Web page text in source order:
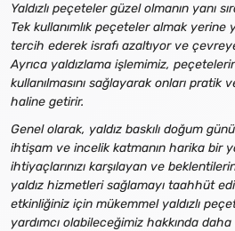
Yaldızlı peçeteler güzel olmanın yanı
Tek kullanımlık peçeteler almak yerine
tercih ederek israfı azaltıyor ve
Ayrıca yaldızlama işlemimiz,
kullanılmasını sağlayarak onları
haline getirir.
Genel olarak, yaldız baskılı doğum
ihtişam ve incelik katmanın harika bir
ihtiyaçlarınızı karşılayan ve
yaldız hizmetleri sağlamayı taahhüt
etkinliğiniz için mükemmel yaldızlı
yardımcı olabileceğimiz hakkında